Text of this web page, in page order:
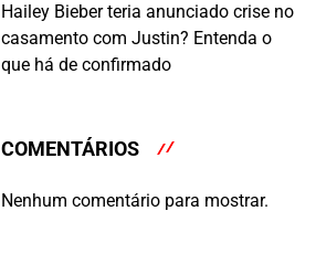
Hailey Bieber teria anunciado crise no
casamento com Justin? Entenda o
que há de confirmado
COMENTÁRIOS
Nenhum comentário para mostrar.